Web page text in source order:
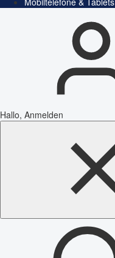
Hallo, Anmelden